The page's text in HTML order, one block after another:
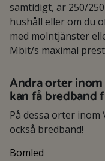
samtidigt, är 250/
hushåll eller om du
med molntjänster
Mbit/s maximal
Andra orter
kan få bredband
På dessa orter
också bredband!
Bomled